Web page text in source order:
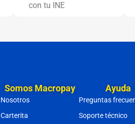
con tu INE
Somos Macropay
Nosotros
Carterita
Ayuda
Preguntas
Soporte técnico